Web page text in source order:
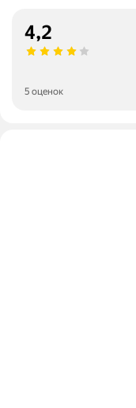
4,2
5 оценок